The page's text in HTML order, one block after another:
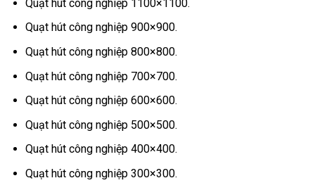
Quạt hút công nghiệp 1100×1100.
Quạt hút công nghiệp 900×900.
Quạt hút công nghiệp 800×800.
Quạt hút công nghiệp 700×700.
Quạt hút công nghiệp 600×600.
Quạt hút công nghiệp 500×500.
Quạt hút công nghiệp 400×400.
Quạt hút công nghiệp 300×300.